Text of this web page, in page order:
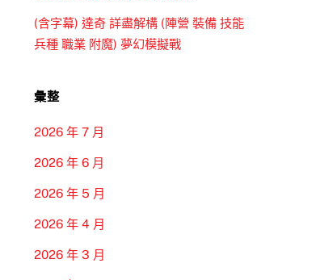
(含字幕) 達奇 詳盡解構 (陣營 裝備 技能
兵種 職業 附魔) 夢幻模擬戰
彙整
2026 年 7 月
2026 年 6 月
2026 年 5 月
2026 年 4 月
2026 年 3 月